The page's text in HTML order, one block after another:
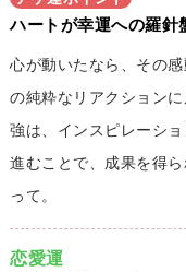
ハートが幸運への羅針
心が動いたなら、その
の純粋なリアクション
強は、インスピレーシ
進むことで、成果を得
って。
恋愛運